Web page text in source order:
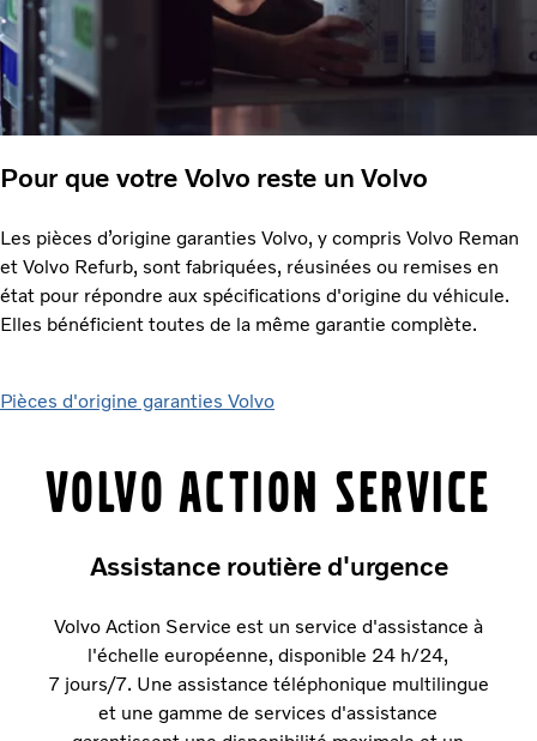
Pour que votre Volvo reste un Volvo
Les pièces d’origine garanties Volvo, y compris Volvo Reman
et Volvo Refurb, sont fabriquées, réusinées ou remises en
état pour répondre aux spécifications d'origine du véhicule.
Elles bénéficient toutes de la même garantie complète.
Pièces d'origine garanties Volvo
Volvo Action Service
Assistance routière d'urgence
Volvo Action Service est un service d'assistance à
l'échelle européenne, disponible 24 h/24,
7 jours/7. Une assistance téléphonique multilingue
et une gamme de services d'assistance